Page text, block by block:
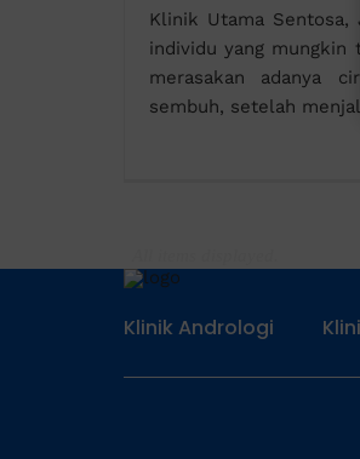
Klinik Utama Sentosa,
individu yang mungkin
merasakan adanya
sembuh, setelah
Klinik Andrologi